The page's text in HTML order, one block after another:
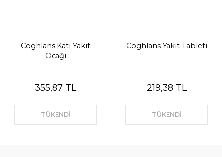
Coghlans Katı Yakıt
Ocağı
355,87 TL
TÜKENDİ
Coghlans Yakıt Tableti
219,38 TL
TÜKENDİ